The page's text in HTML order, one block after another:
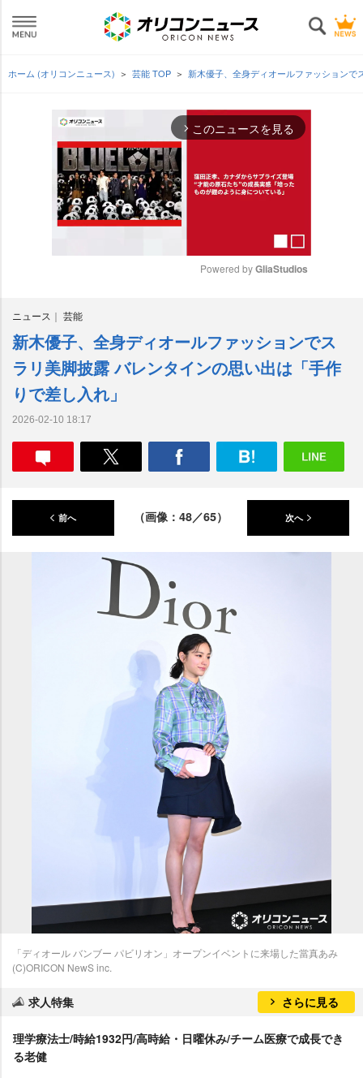
ホーム (オリコンニュース) 芸能 TOP 新木優子、全身ディオールファッション
arrow_forward_ios このニュースを見る
e
Powered by GliaStudios
ニュース 芸能
新木優子、全身ディオールファッションでス
ラリ美脚披露 バレンタインの思い出は「手作
りで差し入れ」
2026-02-10 18:17
前へ （画像：48／65） 次へ
「ディオール バンブー パビリオン」オープンイベントに来場した當真あみ
(C)ORICON NewS inc.
求人特集 さらに見る
理学療法士/時給1932円/高時給・日曜休み/チーム医療で成長でき
る老健